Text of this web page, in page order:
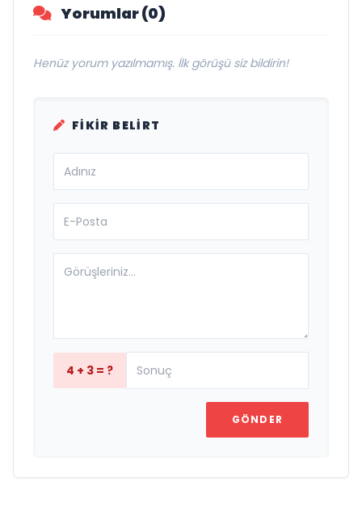
Yorumlar (0)
Henüz yorum yazılmamış. İlk görüşü siz bildirin!
FIKIR BELIRT
4 + 3 = ?
GÖNDER